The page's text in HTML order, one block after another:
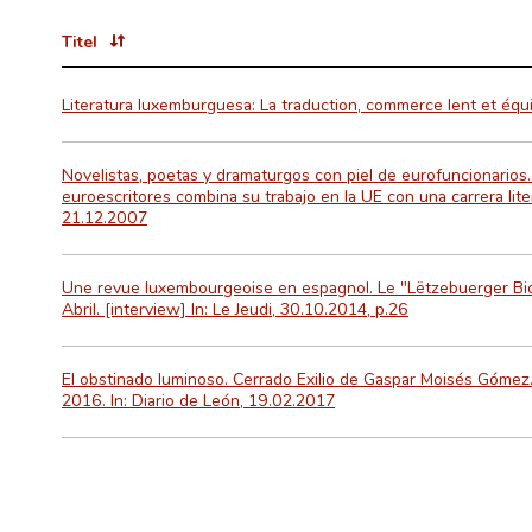
Titel
Literatura luxemburguesa: La traduction, commerce lent et
Novelistas, poetas y dramaturgos con piel de
euroescritores combina su trabajo en la UE con una carrera
21.12.2007
Une revue luxembourgeoise en espagnol. Le "Lëtzebuerger
Abril. [interview] In: Le Jeudi, 30.10.2014, p.26
El obstinado luminoso. Cerrado Exilio de Gaspar Moisés
2016. In: Diario de León, 19.02.2017